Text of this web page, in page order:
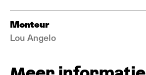
Monteur
Lou Angelo